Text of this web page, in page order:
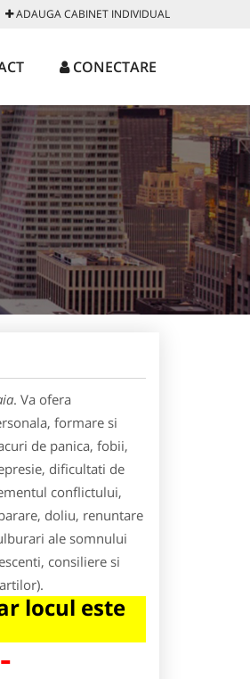
ADAUGA CABINET INDIVIDUAL
CONECTARE
. Va ofera
formare si
de panica, fobii,
dificultati de
conflictului,
doliu, renuntare
ale somnului
consiliere si
locul este